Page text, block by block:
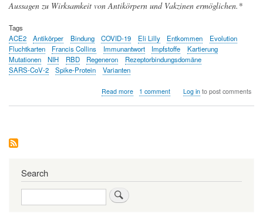
Aussagen zu Wirksamkeit von Antikörpern und Vakzinen ermöglichen.*
Tags
ACE2
Antikörper Bindung COVID-19 Eli Lilly Entkommen
Evolution
Fluchtkarten
Francis Collins Immunantwort Impfstoffe
Kartierung
Mutationen
NIH RBD Regeneron
Rezeptorbindungsdomäne
SARS-CoV-2
Spike-Protein Varianten
Read moreabout
Antikörper-
1 comment Log into post comments
Search
Search